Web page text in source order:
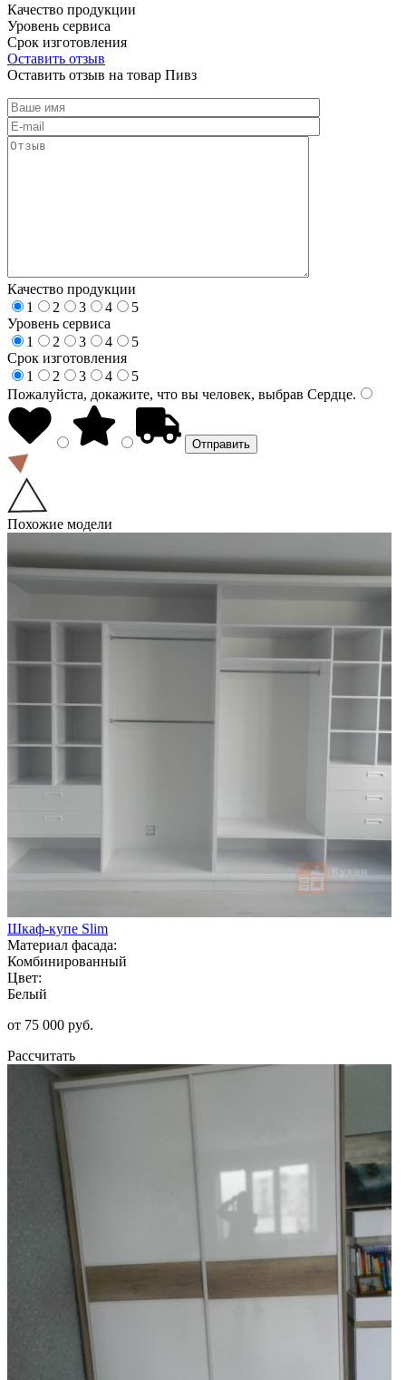
Качество продукции
Уровень сервиса
Срок изготовления
Оставить отзыв
Оставить отзыв на товар Пивз
Качество продукции
1
2 3 4
5
Уровень сервиса
1
2 3 4
5
Срок изготовления
1
2 3 4
5
Пожалуйста, докажите, что вы человек, выбрав Сердце.
Похожие модели
Шкаф-купе Slim
Материал фасада:
Комбинированный
Цвет:
Белый
от 75 000 руб.
Рассчитать